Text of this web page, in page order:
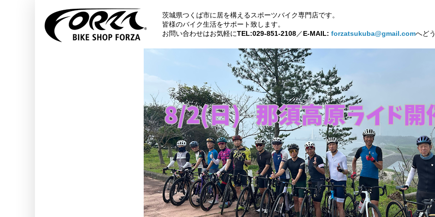
茨城県つくば市に居を構えるスポーツバイク専門店です。
皆様のバイク生活をサポート致します。
お問い合わせはお気軽にTEL:029-851-2108／E-MAIL: forzatsukuba@gmail.comへど